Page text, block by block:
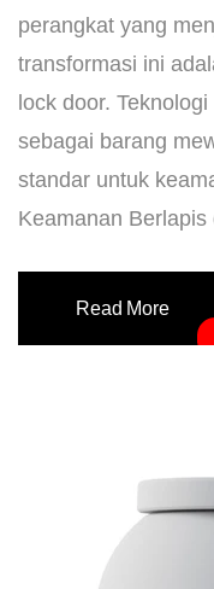
perangkat yang
transformasi ini
lock door.
sebagai barang
standar untuk
Keamanan
Read More